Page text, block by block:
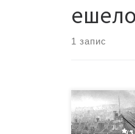
1 запис
Про
власністю